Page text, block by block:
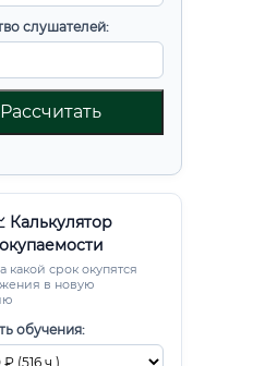
слушателей:
Рассчитать
Калькулятор
окупаемости
какой срок окупятся
в новую
обучения: